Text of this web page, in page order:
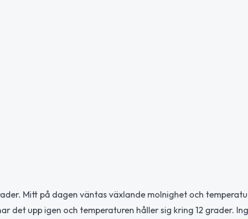
Mitt på dagen väntas växlande molnighet och
det upp igen och temperaturen håller sig kring 12 grader.